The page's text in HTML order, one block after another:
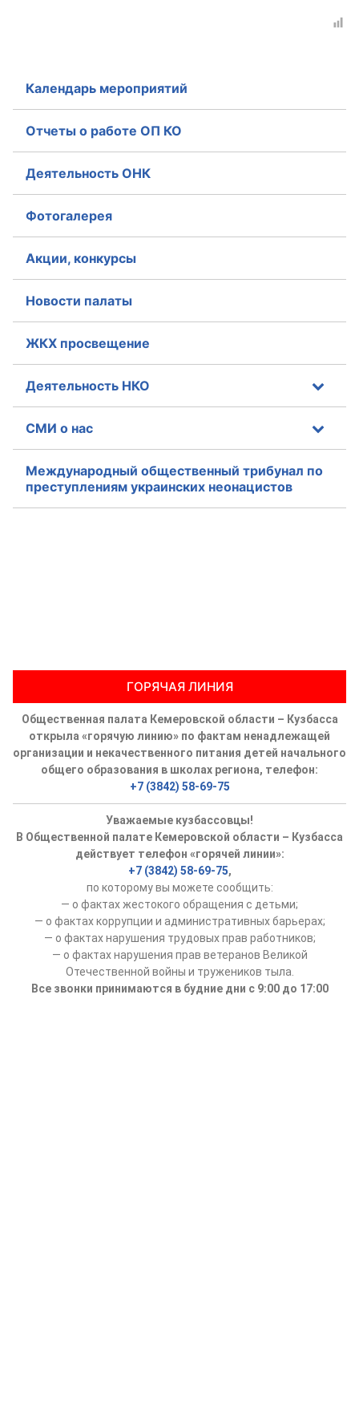
Календарь мероприятий
Отчеты о работе ОП КО
Деятельность ОНК
Фотогалерея
Акции, конкурсы
Новости палаты
ЖКХ просвещение
Деятельность НКО
СМИ о нас
Международный общественный трибунал по
преступлениям украинских неонацистов
ГОРЯЧАЯ ЛИНИЯ
Общественная палата Кемеровской области – Кузбасса
открыла «горячую линию» по фактам ненадлежащей
организации и некачественного питания детей начального
общего образования в школах региона, телефон:
+7 (3842) 58-69-75
Уважаемые кузбассовцы!
В Общественной палате Кемеровской области – Кузбасса
действует телефон «горячей линии»:
+7 (3842) 58-69-75,
по которому вы можете сообщить:
— о фактах жестокого обращения с детьми;
— о фактах коррупции и административных барьерах;
— о фактах нарушения трудовых прав работников;
— о фактах нарушения прав ветеранов Великой
Отечественной войны и тружеников тыла.
Все звонки принимаются в будние дни с 9:00 до 17:00